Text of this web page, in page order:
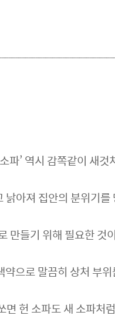
파’ 역시 감쪽같이 새것
아져 집안의 분위기를
만들기 위해 필요한 것
약으로 말끔히 상처 부
헌 소파도 새 소파처